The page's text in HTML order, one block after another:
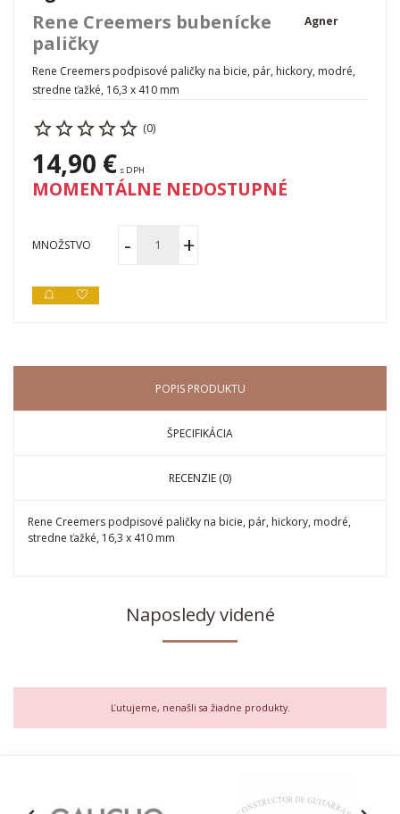
Rene Creemers bubenícke
paličky
Agner
Rene Creemers podpisové paličky na bicie, pár, hickory, modré,
stredne ťažké, 16,3 x 410 mm
(0)
14,90 € s DPH
MOMENTÁLNE NEDOSTUPNÉ
MNOŽSTVO
POPIS PRODUKTU
ŠPECIFIKÁCIA
RECENZIE (0)
Rene Creemers podpisové paličky na bicie, pár, hickory, modré,
stredne ťažké, 16,3 x 410 mm
Naposledy videné
Ľutujeme, nenašli sa žiadne produkty.